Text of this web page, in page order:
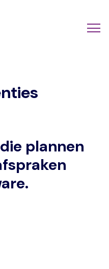
plannen